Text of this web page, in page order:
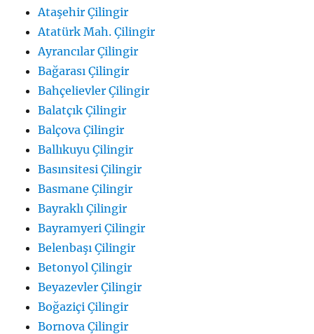
Ataşehir Çilingir
Atatürk Mah. Çilingir
Ayrancılar Çilingir
Bağarası Çilingir
Bahçelievler Çilingir
Balatçık Çilingir
Balçova Çilingir
Ballıkuyu Çilingir
Basınsitesi Çilingir
Basmane Çilingir
Bayraklı Çilingir
Bayramyeri Çilingir
Belenbaşı Çilingir
Betonyol Çilingir
Beyazevler Çilingir
Boğaziçi Çilingir
Bornova Çilingir